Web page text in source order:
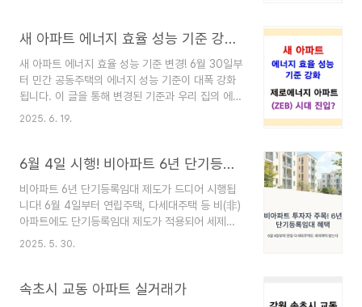
늘은 발..
에 간접 투자하여 개발 이익을 배당받는 리츠 방식
츠와 주민 우선 공모가 가능한 지역상생리츠 도입서
울 용산, 경기도 3기 신도시, 인천 제물포역 등 실제
적용될 지역 개발 사업 계획기존 소수에게 집중되던
개발 이익이 다수의 투자자, 특히 지역 주민에게 분
만 독점하는 ..
새 아파트 에너지 효율 성능 기준 강화, 제로에너지 아파트(ZEB) 시대?
새 아파트 에너지 효율 성능 기준 변경! 6월 30일부
터 민간 공동주택의 에너지 성능 기준이 대폭 강화
됩니다. 이 글을 통해 변경된 기준과 우리 집의 에너
지 절약에 어떤 도움이 되는지 자세히 알져!📋 이
도, 신재생에너지 설계 점수 등 다양한 항목이 상향
용을 절감할 수 있을 것으로 기대됩니다.추가 공사
비는 약 5~6년 내 회수 가능하며, 장기적으로 관리
비 부담 완화에 기여합니다.혹시 지금 살고 계신 아
파트의 난방비, 전기세 고지서를 보면서 한숨 쉬고
아까..
2025. 6. 19.
6월 4일 시행! 비아파트 6년 단기등록임대로 세제혜택 받는 법
비아파트 6년 단기등록임대 제도가 드디어 시행됩
니다! 6월 4일부터 연립주택, 다세대주택 등 비(非)
아파트에도 단기등록임대 제도가 적용되어 세제혜
택을 받을 수 있게 되었어요. 전세사기 방지를 위한
파트보다 상대적으로 저렴한 연립주택이나 다세대
2025. 5. 30.
속초시 교동 아파트 실거래가